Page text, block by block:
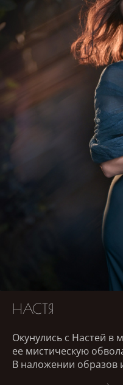
НАСТЯ
Окунулись с Настей в
ее мистическую
В наложении образов